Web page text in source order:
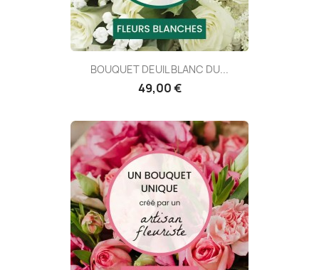
BOUQUET DEUIL BLANC DU...
49,00 €